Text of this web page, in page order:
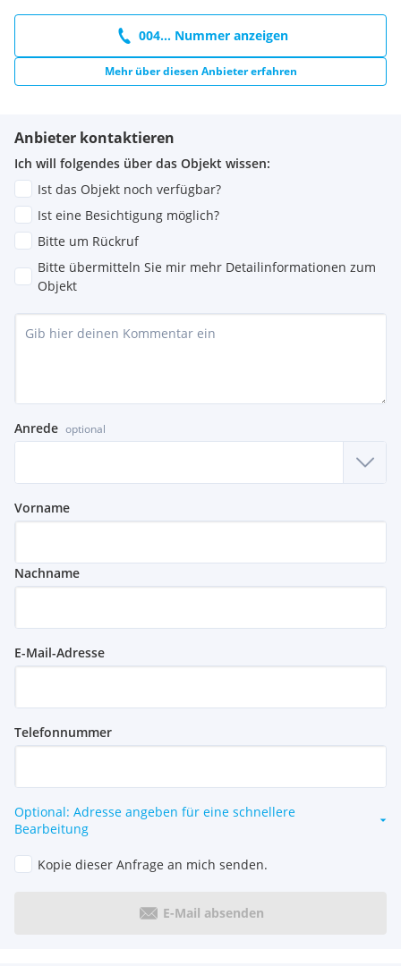
004... Nummer anzeigen
Mehr über diesen Anbieter erfahren
Anbieter kontaktieren
Ich will folgendes über das Objekt wissen:
Ist das Objekt noch verfügbar?
Ist eine Besichtigung möglich?
Bitte um Rückruf
Bitte übermitteln Sie mir mehr Detailinformationen zum
Objekt
Anrede optional
Vorname
Nachname
E-Mail-Adresse
Telefonnummer
Optional: Adresse angeben für eine schnellere
Bearbeitung
Kopie dieser Anfrage an mich senden.
E-Mail absenden